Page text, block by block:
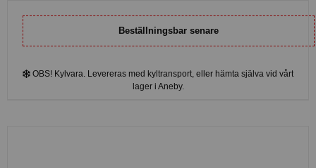
Beställningsbar senare
OBS! Kylvara. Levereras med kyltransport, eller hämta själva vid vårt
lager i Aneby.